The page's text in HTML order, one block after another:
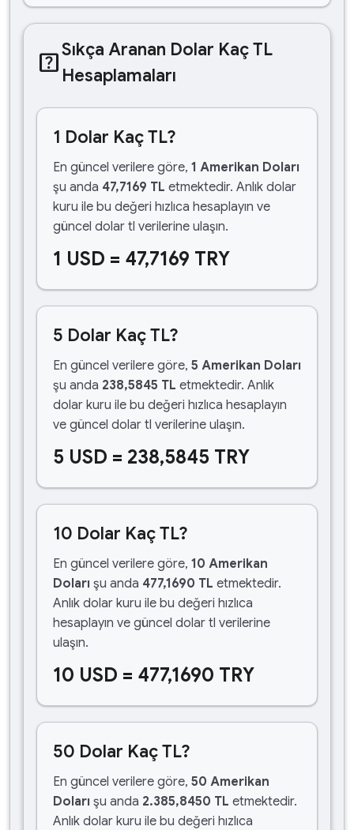
help_centerSıkça Aranan Dolar Kaç TL
Hesaplamaları
1 Dolar Kaç TL?
En güncel verilere göre, 1 Amerikan Doları
şu anda 47,7169 TL etmektedir. Anlık dolar
kuru ile bu değeri hızlıca hesaplayın ve
güncel dolar tl verilerine ulaşın.
1 USD = 47,7169 TRY
5 Dolar Kaç TL?
En güncel verilere göre, 5 Amerikan Doları
şu anda 238,5845 TL etmektedir. Anlık
dolar kuru ile bu değeri hızlıca hesaplayın
ve güncel dolar tl verilerine ulaşın.
5 USD = 238,5845 TRY
10 Dolar Kaç TL?
En güncel verilere göre, 10 Amerikan
Doları şu anda 477,1690 TL etmektedir.
Anlık dolar kuru ile bu değeri hızlıca
hesaplayın ve güncel dolar tl verilerine
ulaşın.
10 USD = 477,1690 TRY
50 Dolar Kaç TL?
En güncel verilere göre, 50 Amerikan
Doları şu anda 2.385,8450 TL etmektedir.
Anlık dolar kuru ile bu değeri hızlıca